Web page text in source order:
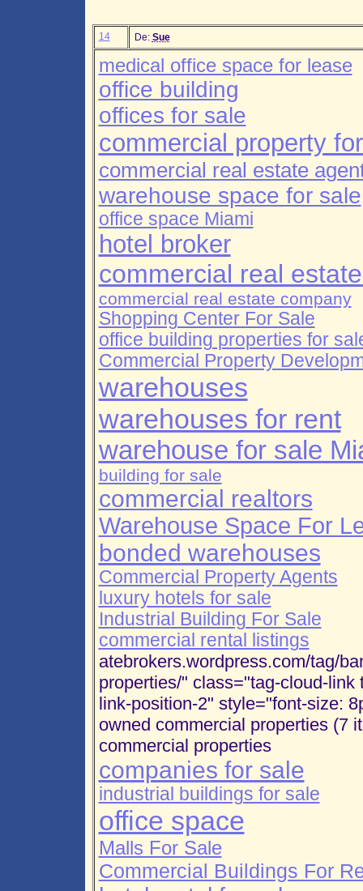
14 De: Sue
medical office space for lease
office building
offices for sale
commercial property
commercial real estate
warehouse space for sale
office space Miami
hotel broker
commercial real
commercial real estate company
Shopping Center For Sale
office building properties for
Commercial Property
warehouses
warehouses for rent
warehouse for sale
building for sale
commercial realtors
Warehouse Space For
bonded warehouses
Commercial Property Agents
luxury hotels for sale
Industrial Building For Sale
commercial rental listings
atebrokers.wordpress.com/tag/
properties/" class="tag-cloud-link
link-position-2" style="font-size:
owned commercial properties (7
commercial properties
companies for sale
industrial buildings for sale
office space
Malls For Sale
Commercial Buildings For